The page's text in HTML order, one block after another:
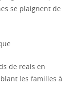
se plaignent de
de reais en
les familles à